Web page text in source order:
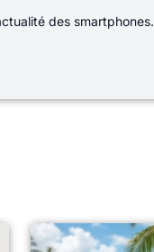
des smartphones.